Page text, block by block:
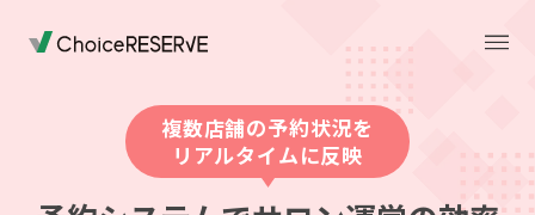
トップページ 料金
複数店舗の予約状況を
リアルタイムに反映